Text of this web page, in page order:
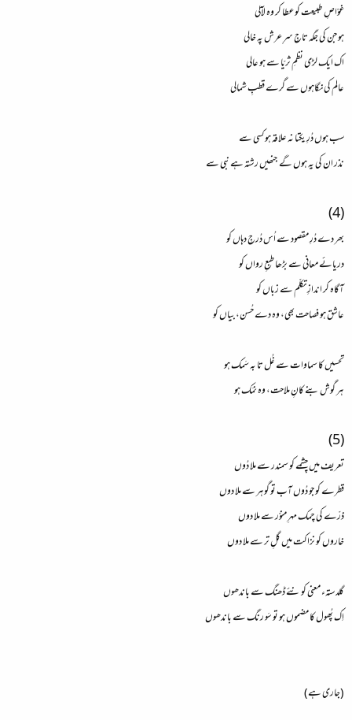
غوّاصِ طبیعت کو عطا کر وہ لآلی
ہو جن کی جگہ تاجِ سرِ عرش پہ خالی
اک ایک لڑی نظمِ ثریّا سے ہو عالی
عالم کی نگاہوں سے گرے قطبِ شمالی
سب ہوں دُرِ یکتا نہ علاقہ ہو کسی سے
نذر ان کی یہ ہوں گے جنھیں رشتہ ہے نبی سے
(4)
بھر دے دُرِ مقصود سے اُس دُرجِ دہاں کو
دریائے معانی سے بڑھا طبعِ رواں کو
آگاہ کر اندازِ تکلّم سے زباں کو
عاشق ہو فصاحت بھی، وہ دے حُسن، بیاں کو
تحسیں کا سماوات سے غُل تا بہ سَمک ہو
ہر گوش بنے کانِ ملاحت، وہ نمَک ہو
(5)
تعریف میں چشمے کو سمندر سے ملا دُوں
قطرے کو جو دُوں آب تو گوہر سے ملا دوں
ذرّے کی چمک مہرِ منوّر سے ملا دوں
خاروں کو نزاکت میں گلِ تر سے ملا دوں
گلدستہء معنی کو نئے ڈھنگ سے باندھوں
اِک پُھول کا مضموں ہو تو سَو رنگ سے باندھوں
(جاری ہے)